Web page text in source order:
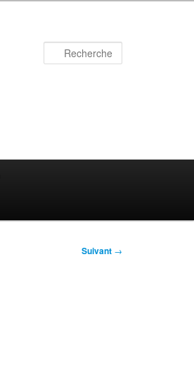
Suivant →